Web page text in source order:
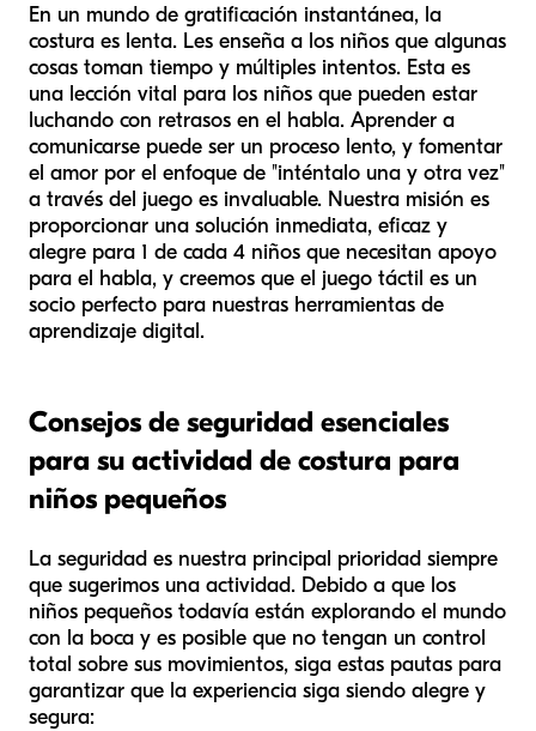
En un mundo de gratificación instantánea, la
costura es lenta. Les enseña a los niños que algunas
cosas toman tiempo y múltiples intentos. Esta es
una lección vital para los niños que pueden estar
luchando con retrasos en el habla. Aprender a
comunicarse puede ser un proceso lento, y fomentar
el amor por el enfoque de "inténtalo una y otra vez"
a través del juego es invaluable. Nuestra misión es
proporcionar una solución inmediata, eficaz y
alegre para 1 de cada 4 niños que necesitan apoyo
para el habla, y creemos que el juego táctil es un
socio perfecto para nuestras herramientas de
aprendizaje digital.
Consejos de seguridad esenciales
para su actividad de costura para
niños pequeños
La seguridad es nuestra principal prioridad siempre
que sugerimos una actividad. Debido a que los
niños pequeños todavía están explorando el mundo
con la boca y es posible que no tengan un control
total sobre sus movimientos, siga estas pautas para
garantizar que la experiencia siga siendo alegre y
segura: